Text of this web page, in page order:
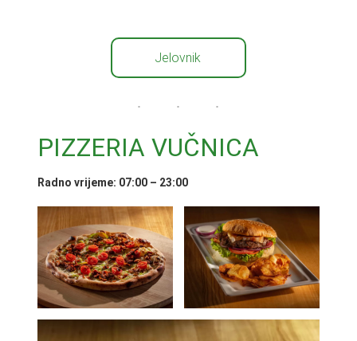
Jelovnik
PIZZERIA VUČNICA
Radno vrijeme: 07:00 – 23:00